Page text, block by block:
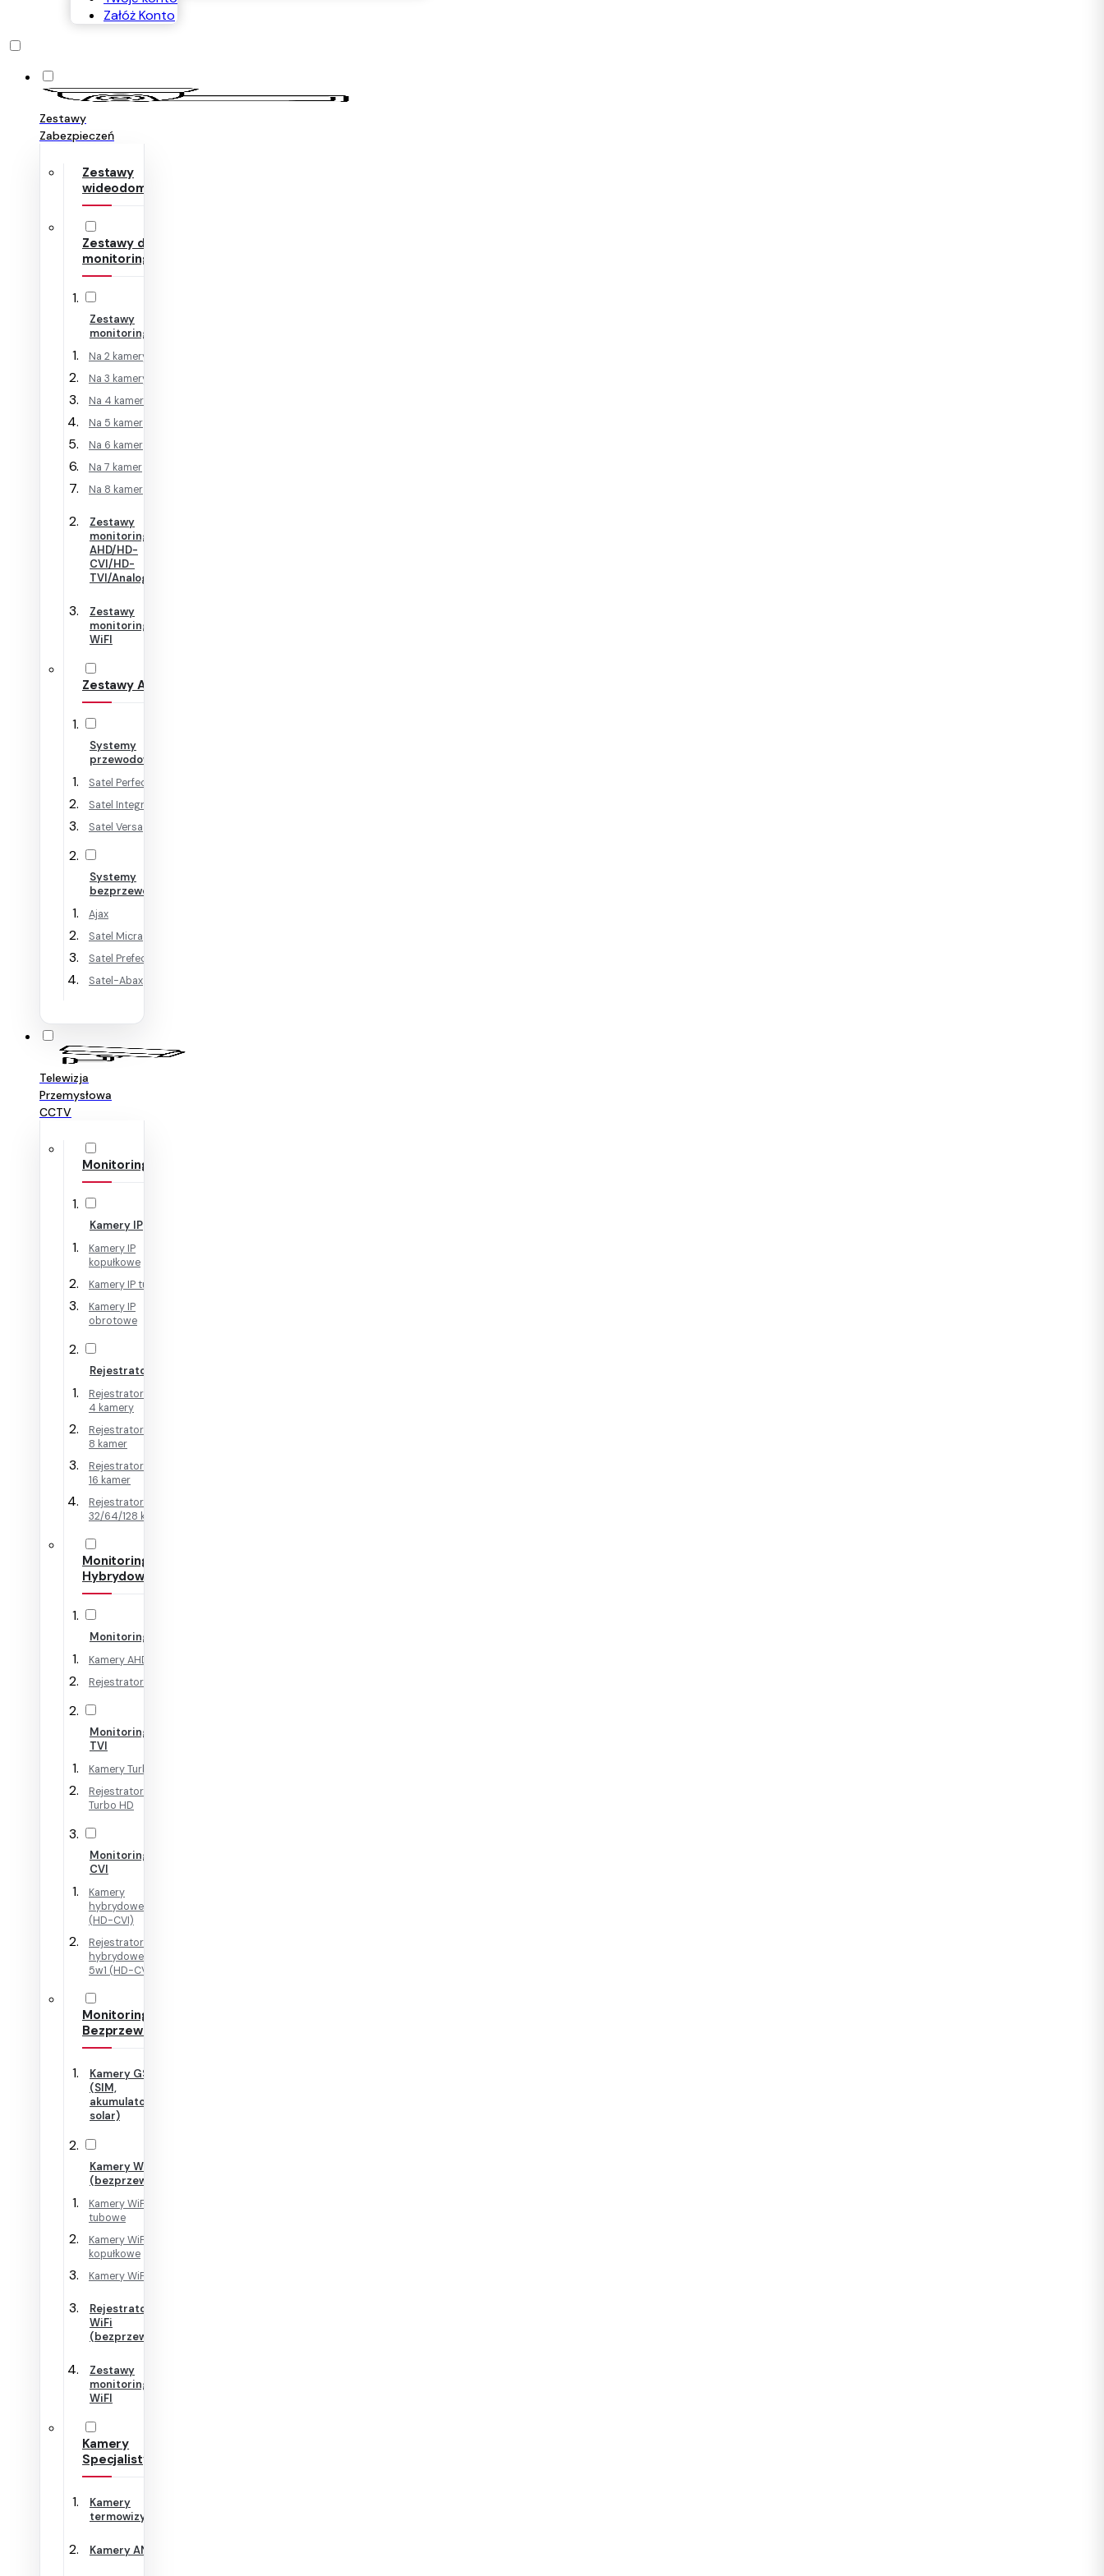
Załóż Konto
Zestawy
Zabezpieczeń
Zestawy
wideodomofonów
Zestawy do
monitoringu
Zestawy
monitoringu IP
Na 2 kamery
Na 3 kamery
Na 4 kamery
Na 5 kamer
Na 6 kamer
Na 7 kamer
Na 8 kamer
Zestawy
monitoringu
AHD/HD-
CVI/HD-
TVI/Analog
Zestawy
monitoringu
WiFI
Zestawy Alarmowe
Systemy
przewodowe
Satel Perfecta
Satel Integra
Satel Versa
Systemy
bezprzewodowe
Ajax
Satel Micra
Satel Prefecta WRL
Satel-Abax
Telewizja
Przemysłowa
CCTV
Monitoring IP
Kamery IP
Kamery IP
kopułkowe
Kamery IP tubowe
Kamery IP
obrotowe
Rejestratory IP
Rejestratory IP na
4 kamery
Rejestratory IP na
8 kamer
Rejestratory IP na
16 kamer
Rejestratory IP na
32/64/128 kamer
Monitoring
Hybrydowy
Monitoring AHD
Kamery AHD
Rejestratory AHD
Monitoring HD-
TVI
Kamery Turbo HD
Rejestratory
Turbo HD
Monitoring HD-
CVI
Kamery
hybrydowe 4w1
(HD-CVI)
Rejestratory
hybrydowe + IP
5w1 (HD-CVI)
Monitoring
Bezprzewodowy
Kamery GSM
(SIM,
akumulator,
solar)
Kamery WiFi
(bezprzewodowe)
Kamery WiFi
tubowe
Kamery WiFi
kopułkowe
Kamery WiFi Cube
Rejestratory
WiFi
(bezprzewodowe)
Zestawy
monitoringu
WiFI
Kamery
Specjalistyczne
Kamery
termowizyjne
Kamery ANPR